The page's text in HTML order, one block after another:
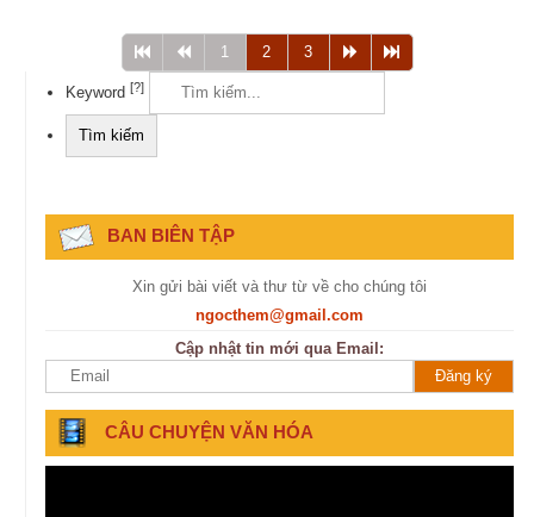
1 2 3
Keyword [?]
BAN BIÊN TẬP
Xin gửi bài viết và thư từ về cho chúng tôi
ngocthem@gmail.com
Cập nhật tin mới qua Email:
CÂU CHUYỆN VĂN HÓA